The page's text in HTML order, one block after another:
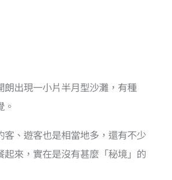
朗出現一小片半月型沙灘，有種
。
客、遊客也是相當地多，還有不少
起來，實在是沒有甚麼「秘境」的